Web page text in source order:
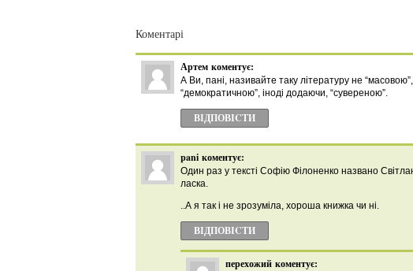
Коментарі
Артем коментує:
А Ви, пані, називайте таку літературу не
“демократичною”, іноді додаючи, “сувереною”.
ВІДПОВІCТИ
pani коментує:
Один раз у тексті Софію Філоненко названо
ласка.
..А я так і не зрозуміла, хороша книжка чи ні.
ВІДПОВІCТИ
перехожий коментує: